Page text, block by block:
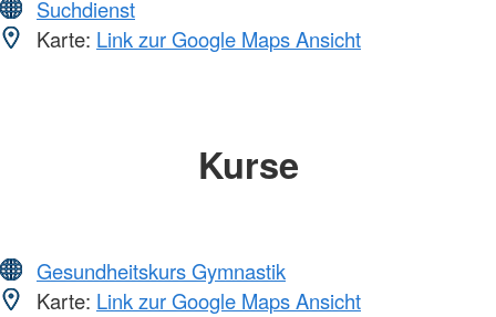
Suchdienst
Karte: Link zur Google Maps Ansicht
Kurse
Gesundheitskurs Gymnastik
Karte: Link zur Google Maps Ansicht